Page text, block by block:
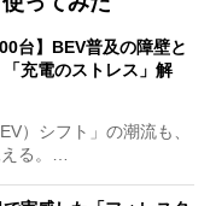
台】BEV普及の障壁と
充電のストレス」解
）シフト」の潮流も、
る。…